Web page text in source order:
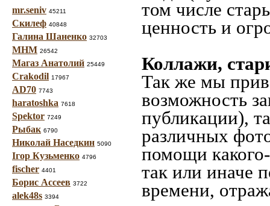
mr.seniv 45211
Скилеф 40848
Галина Шаненко 32703
МНМ 26542
Магаз Анатолий 25449
Crakodil 17967
AD70 7743
haratoshka 7618
Spektor 7249
Рыбак 6790
Николай Наседкин 5090
Ігор Кузьменко 4796
fischer 4401
Борис Ассеев 3722
alek48s 3394
том числе
ценность и
Коллажи,
Так же мы
возможность
публикации),
различных
помощи
так или иначе
времени,